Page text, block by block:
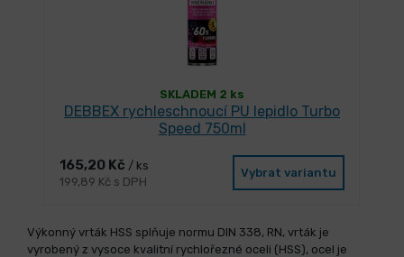
SKLADEM 2 ks
DEBBEX rychleschnoucí PU lepidlo Turbo
Speed 750ml
165,20 Kč / ks
199,89 Kč s DPH
Vybrat variantu
Výkonný vrták HSS splňuje normu DIN 338, RN, vrták je
vyrobený z vysoce kvalitní rychlořezné oceli (HSS), ocel je